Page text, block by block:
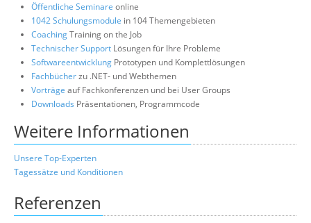
Öffentliche Seminare online
1042 Schulungsmodule in 104 Themengebieten
CoachingTraining on the Job
Technischer Support Lösungen für Ihre Probleme
Softwareentwicklung Prototypen und Komplettlösungen
Fachbücherzu .NET- und Webthemen
Vorträge auf Fachkonferenzen und bei User Groups
Downloads Präsentationen, Programmcode
Weitere Informationen
Unsere Top-Experten
Tagessätze und Konditionen
Referenzen